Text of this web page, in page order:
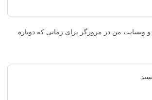
و وبسایت من در مرورگر برای زمانی که دوباره